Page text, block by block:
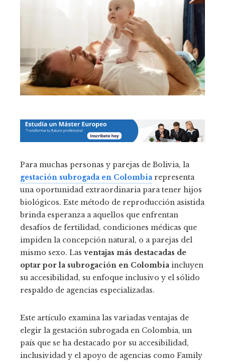
Para muchas personas y parejas de Bolivia, la
gestación subrogada en Colombia representa
una oportunidad extraordinaria para tener hijos
biológicos. Este método de reproducción asistida
brinda esperanza a aquellos que enfrentan
desafíos de fertilidad, condiciones médicas que
impiden la concepción natural, o a parejas del
mismo sexo. Las ventajas más destacadas de
optar por la subrogación en Colombia incluyen
su accesibilidad, su enfoque inclusivo y el sólido
respaldo de agencias especializadas.
Este artículo examina las variadas ventajas de
elegir la gestación subrogada en Colombia, un
país que se ha destacado por su accesibilidad,
inclusividad y el apoyo de agencias como Family